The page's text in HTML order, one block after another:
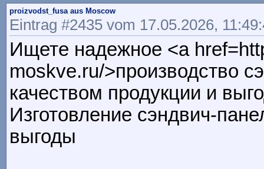
proizvodst_fusa aus Moscow
Eintrag #2435 vom 17.05.2026,
Ищете надежное <a
moskve.ru/>производство
качеством продукции и
Изготовление сэндвич-
выгоды